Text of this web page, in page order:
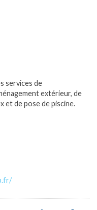
services de
extérieur, de
et de pose de piscine.